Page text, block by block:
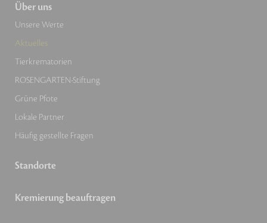
Über uns
Unsere Werte
Aktuelles
Tierkrematorien
ROSENGARTEN-Stiftung
Grüne Pfote
Lokale Partner
Häufig gestellte Fragen
Standorte
Kremierung beauftragen